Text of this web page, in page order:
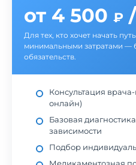
от 4 500 ₽
Для тех, кто хочет начать
минимальными затратами —
обязательств.
Консультация
онлайн)
Базовая
зависимости
Подбор